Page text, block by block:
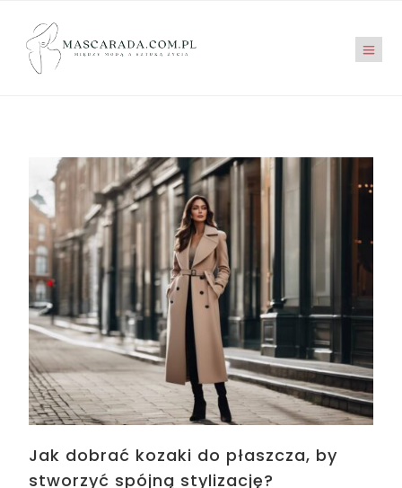
Jak dobrać kozaki do płaszcza, by
stworzyć spójną stylizację?